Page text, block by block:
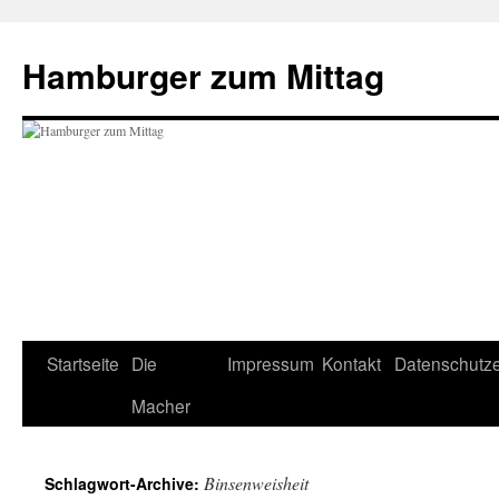
Hamburger zum Mittag
Zum
Startseite Die
Macher
Impressum Kontakt
Schlagwort-Archive: Binsenweisheit